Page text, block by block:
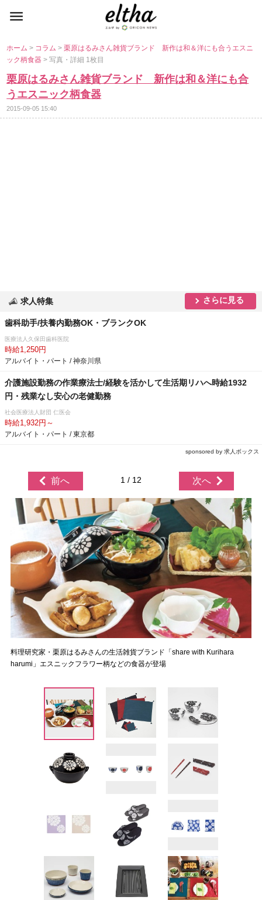
ホーム> コラム>栗原はるみさん雑貨ブランド 新作は和＆洋にも合うエスニ
ック柄食器> 写真・詳細 1枚目
栗原はるみさん雑貨ブランド 新作は和＆洋にも合
うエスニック柄食器
2015-09-05 15:40
求人特集 さらに見る
歯科助手/扶養内勤務OK・ブランクOK
医療法人久保田歯科医院
時給1,250円
アルバイト・パート / 神奈川県
介護施設勤務の作業療法士/経験を活かして生活期リハへ時給1932
円・残業なし安心の老健勤務
社会医療法人財団 仁医会
時給1,932円～
アルバイト・パート / 東京都
sponsored by 求人ボックス
前へ 1 / 12 次へ
料理研究家・栗原はるみさんの生活雑貨ブランド「share with Kurihara
harumi」エスニックフラワー柄などの食器が登場